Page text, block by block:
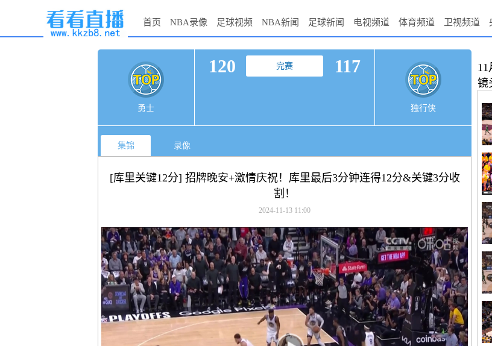
首页 NBA录像 足球视频 NBA新闻 足球新闻 电视频道 体育频道 卫视频道
勇士
120 完赛 117
独行侠
集锦 录像
[库里关键12分] 招牌晚安+激情庆祝！库里最后3分钟连得12分&关键3分收
割！
2024-11-13 11:00
镜